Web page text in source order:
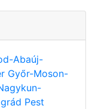
Abaúj-
Győr-Moson-
Pest